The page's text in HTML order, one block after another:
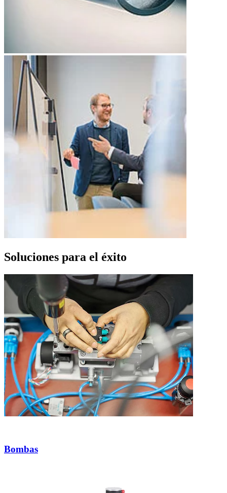
Soluciones para el éxito
Bombas